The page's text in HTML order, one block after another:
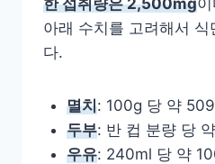
아래 수치를 고려해서
다.
멸치: 100g 당 약
두부: 반 컵 분량 당
우유: 240ml 당 약